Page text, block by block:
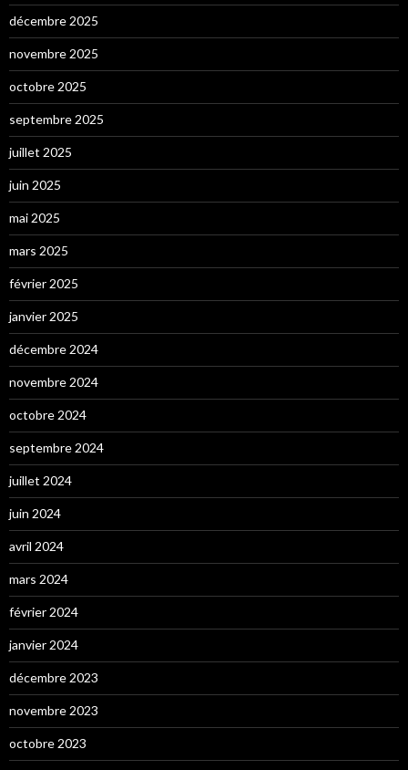
décembre 2025
novembre 2025
octobre 2025
septembre 2025
juillet 2025
juin 2025
mai 2025
mars 2025
février 2025
janvier 2025
décembre 2024
novembre 2024
octobre 2024
septembre 2024
juillet 2024
juin 2024
avril 2024
mars 2024
février 2024
janvier 2024
décembre 2023
novembre 2023
octobre 2023